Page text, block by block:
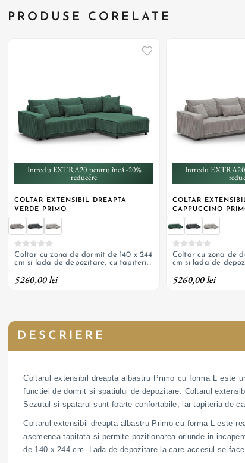
PRODUSE CORELATE
Introdu EXTRA20 pentru încă -20%
reducere
COLTAR EXTENSIBIL DREAPTA
VERDE PRIMO
+ 5
Coltar cu zona de dormit de 140 x 244
cm si lada de depozitare, cu tapiterie
5260,00 lei
Introdu EXTRA20
COLTAR
CAPPUCCINO
+
Coltar cu zona de
cm si lada de
5260,00 lei
DESCRIERE
Coltarul extensibil dreapta albastru Primo cu forma L este
functiei de dormit si spatiului de depozitare. Coltarul
Sezutul si spatarul sunt foarte confortabile, iar tapiteria de
Coltarul extensibil dreapta albastru Primo cu forma L este
asemenea tapitata si permite pozitionarea oriunde in
de 140 x 244 cm. Lada de depozitare la care accesul se